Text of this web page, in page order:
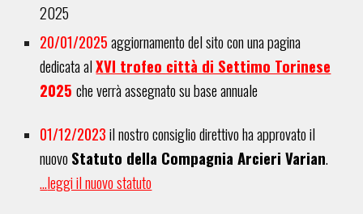
2025
20/01/2025 aggiornamento del sito con una pagina
dedicata alXVI trofeo città di Settimo Torinese
2025 che verrà assegnato su base annuale
01/12/2023il nostro consiglio direttivo ha approvato il
nuovo Statuto della Compagnia Arcieri Varian.
...leggi il nuovo statuto